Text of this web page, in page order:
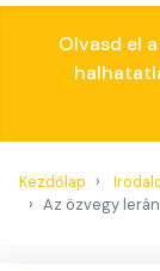
Olvasd el
Kezdőlap
Az özvegy